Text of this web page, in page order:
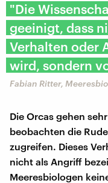
"Die
geeinigt, dass
Verhalten oder
wird, sondern
Fabian Ritter,
Die Orcas gehen
beobachten die
zugreifen. Dieses
nicht als Angriff
Meeresbiologen